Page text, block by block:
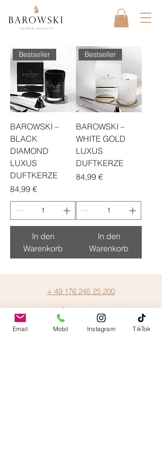
Bestseller
BAROWSKI –
BLACK
DIAMOND
LUXUS
DUFTKERZE
Preis
84,99 €
In den
Warenkorb
Bestseller
BAROWSKI –
WHITE GOLD
LUXUS
DUFTKERZE
Preis
84,99 €
In den
Warenkorb
+ 49 176 245 25 200
ekaterina@barowski-candle.de
Email Mobil Instagram TikTok